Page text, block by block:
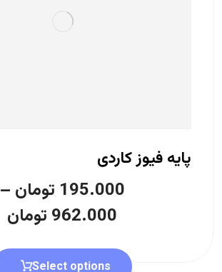
پایه فیوز کاردی
195.000 تومان –
962.000 تومان
Select options